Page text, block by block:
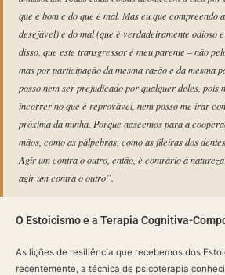
que é bom e do que é mal. Mas eu que compreendo
desejável) e do mal (que é verdadeiramente odioso
disso, que este transgressor é meu parente – não
mas por participação da mesma razão e da mesma
posso nem ser prejudicado por qualquer deles, pois
incorrer no que é reprovável, nem posso me irar
próxima da minha. Porque nascemos para a
mãos, como as pálpebras, como as fileiras dos
Agir um contra o outro, então, é contrário à
agir um contra o outro”.
O Estoicismo e a Terapia Cognitiva-
As lições de resiliência que recebemos dos
recentemente, a técnica de psicoterapia